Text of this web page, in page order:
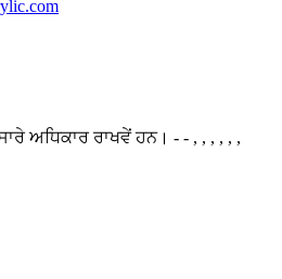
ਅਧਿਕਾਰ ਰਾਖਵੇਂ ਹਨ। - - , , , , , ,